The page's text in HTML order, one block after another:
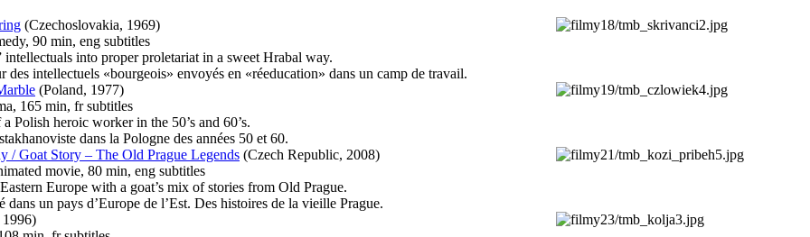
(Czechoslovakia, 1969)
90 min, eng subtitles
into proper proletariat in a sweet Hrabal way.
des intellectuels «bourgeois» envoyés en «réeducation» dans un camp de travail.
(Poland, 1977)
165 min, fr subtitles
Polish heroic worker in the 50’s and 60’s.
dans la Pologne des années 50 et 60.
/ Goat Story – The Old Prague Legends (Czech Republic, 2008)
movie, 80 min, eng subtitles
Europe with a goat’s mix of stories from Old Prague.
un pays d’Europe de l’Est. Des histoires de la vieille Prague.